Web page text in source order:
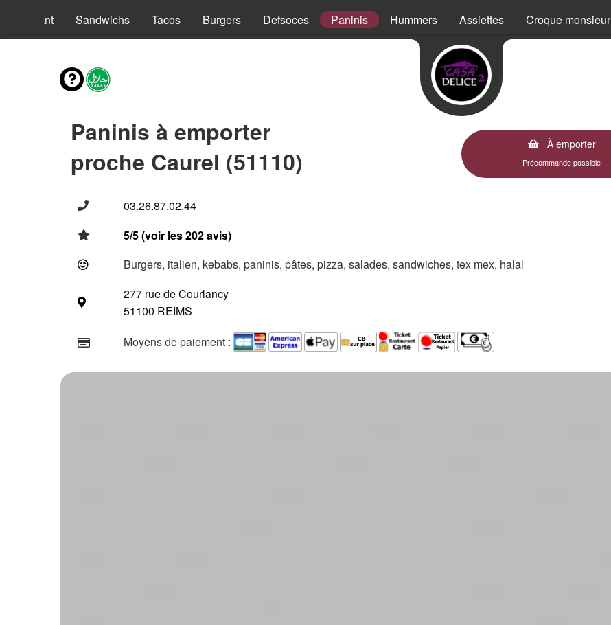
Enfant Sandwichs Tacos Burgers Defsoces Paninis Hummers Assiettes Croque monsieur
Paninis à emporter
proche Caurel (51110)
À emporter
Précommande possible
03.26.87.02.44
5/5 (voir les 202 avis)
Burgers, italien, kebabs, paninis, pâtes, pizza, salades, sandwiches, tex mex, halal
277 rue de Courlancy
51100 REIMS
Moyens de paiement :